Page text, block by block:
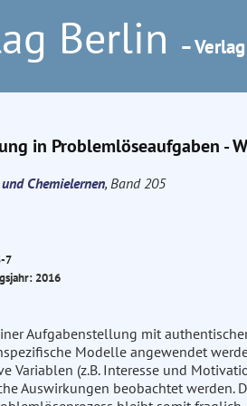
Berlin –
in Problemlöseaufgaben -
Chemielernen, Band 205
7
2016
Aufgabenstellung mit
Modelle angewendet
Variablen (z.B. Interesse und
Auswirkungen beobachtet werden.